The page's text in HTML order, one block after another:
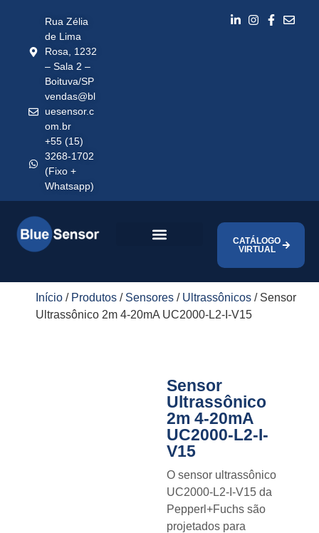
Rua Zélia
de Lima
Rosa, 1232
– Sala 2 –
Boituva/SP
vendas@bl
uesensor.c
om.br
+55 (15)
3268-1702
(Fixo +
Whatsapp)
CATÁLOGO
VIRTUAL
Início / Produtos / Sensores / Ultrassônicos / Sensor
Ultrassônico 2m 4-20mA UC2000-L2-I-V15
Sensor
Ultrassônico
2m 4-20mA
UC2000-L2-I-
V15
O sensor ultrassônico
UC2000-L2-I-V15 da
Pepperl+Fuchs são
projetados para